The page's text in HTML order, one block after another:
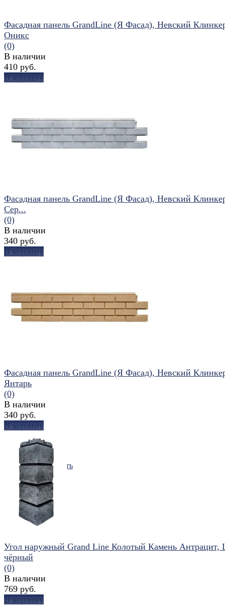
избранное сравнить
Фасадная панель GrandLine (Я Фасад), Невский
Оникс
(0)
В наличии
410 руб.
В корзину
избранное сравнить
Фасадная панель GrandLine (Я Фасад), Невский
Сер...
(0)
В наличии
340 руб.
В корзину
избранное сравнить
Фасадная панель GrandLine (Я Фасад), Невский
Янтарь
(0)
В наличии
340 руб.
В корзину
Угол наружный Grand Line Колотый Камень Антрацит,
чёрный
(0)
В наличии
769 руб.
В корзину